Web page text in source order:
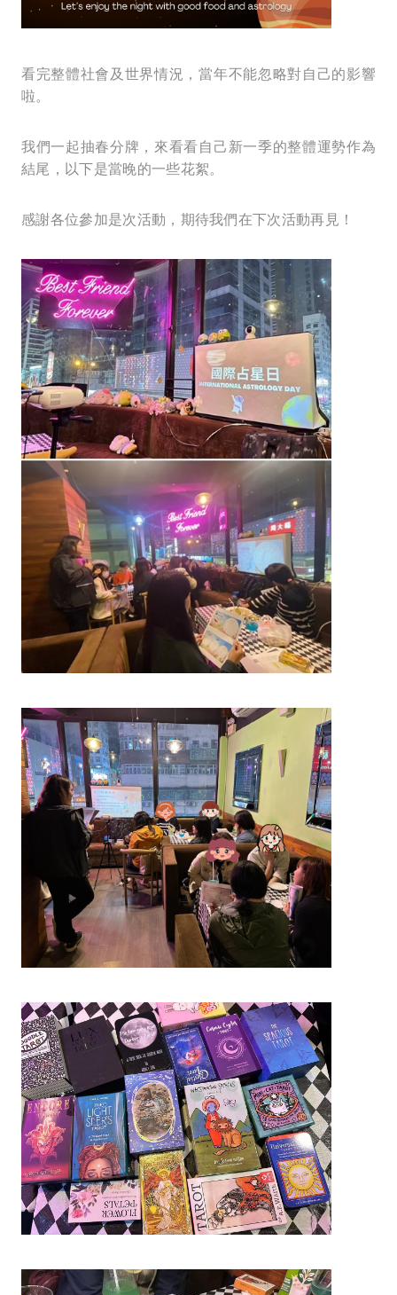
看完整體社會及世界情況，當年不能忽略對自己的影響
啦。
我們一起抽春分牌，來看看自己新一季的整體運勢作為
結尾，以下是當晚的一些花絮。
感謝各位參加是次活動，期待我們在下次活動再見！